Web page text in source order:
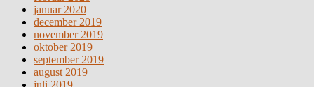
januar 2020
december 2019
november 2019
oktober 2019
september 2019
august 2019
juli 2019